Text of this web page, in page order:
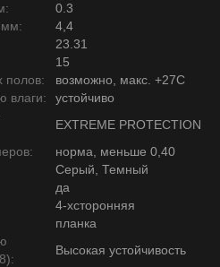
0.3
мм:
4,4
23.31
15
полов:
возможно, макс. +27С
влаги:
устойчиво
EXTREME PROTECTION
норма, меньше 0,40
Серый, Темный
да
4-хсторонняя
планка
Высокая устойчивость